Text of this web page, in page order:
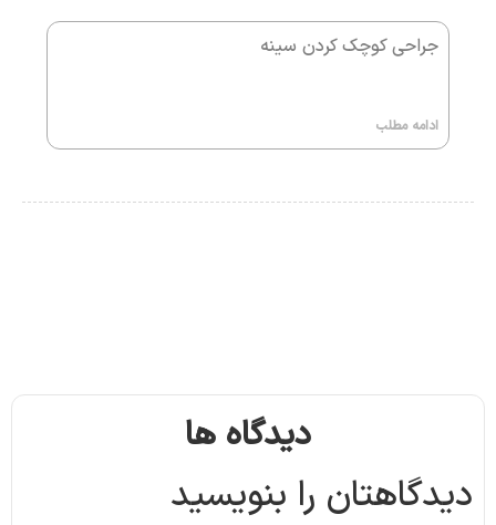
جراحی کوچک کردن سینه
ادامه مطلب
دیدگاه ها
دیدگاهتان را بنویسید